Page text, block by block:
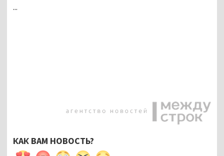
...
КАК ВАМ НОВОСТЬ?